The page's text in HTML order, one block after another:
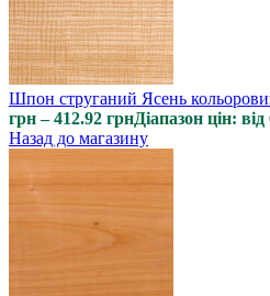
Шпон струганий Ясень
грн – 412.92 грнДіапазон цін:
Назад до магазину